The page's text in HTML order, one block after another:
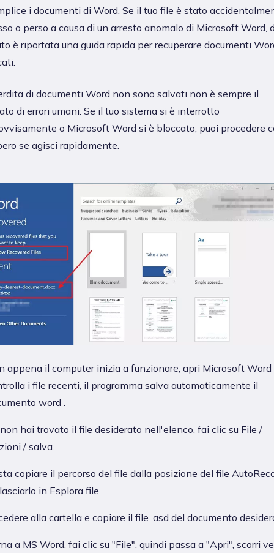
i documenti di Word. Se il tuo file è stato
o perso a causa di un arresto anomalo di Microsoft Word,
è riportata una guida rapida per recuperare documenti
di documenti Word non sono salvati non è sempre il
di errori umani. Se il tuo sistema si è interrotto
o Microsoft Word si è bloccato, puoi procedere
se agisci rapidamente.
appena il computer inizia a funzionare, apri Microsoft Word
i file recenti, il programma salva automaticamente il
word .
hai trovato il file desiderato nell'elenco, fai clic su File /
/ salva.
copiare il percorso del file dalla posizione del file
in Esplora file.
alla cartella e copiare il file .asd del documento
a MS Word, fai clic su "File", quindi passa a "Apri", scorri